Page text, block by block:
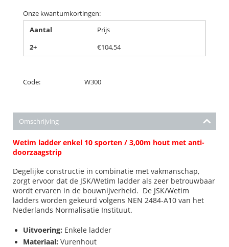
Onze kwantumkortingen:
Aantal
Prijs
2+
€104,54
Code: W300
Omschrijving
Wetim ladder enkel 10 sporten / 3,00m hout met anti-
doorzaagstrip
Degelijke constructie in combinatie met vakmanschap,
zorgt ervoor dat de JSK/Wetim ladder als zeer betrouwbaar
wordt ervaren in de bouwnijverheid. De JSK/Wetim
ladders worden gekeurd volgens NEN 2484-A10 van het
Nederlands Normalisatie Instituut.
Uitvoering: Enkele ladder
Materiaal: Vurenhout